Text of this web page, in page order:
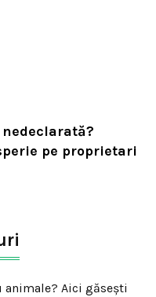
pe proprietari
Aici găsești